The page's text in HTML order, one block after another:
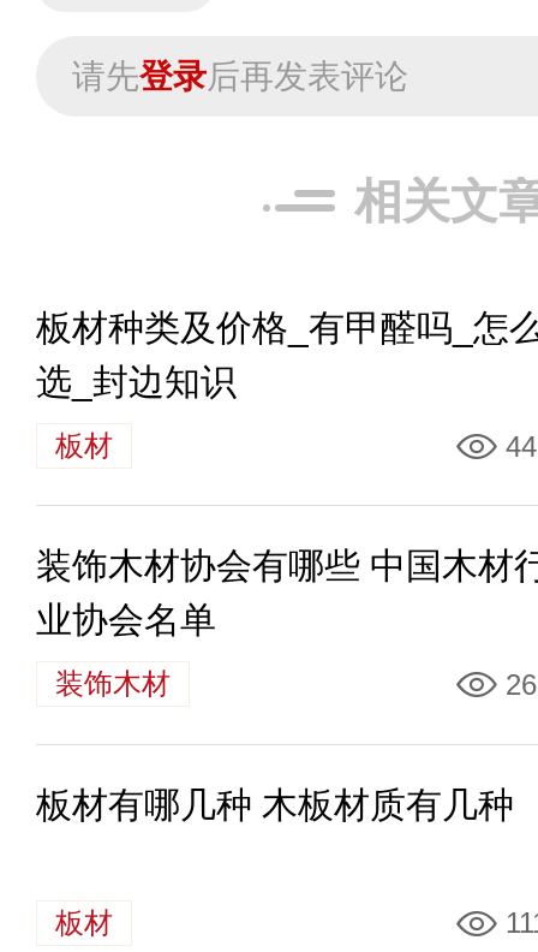
请先登录后再发表评论
相关文
板材种类及价格_有甲醛吗_怎
选_封边知识
板材
装饰木材协会有哪些 中国木材
业协会名单
装饰木材
板材有哪几种 木板材质有几种
板材